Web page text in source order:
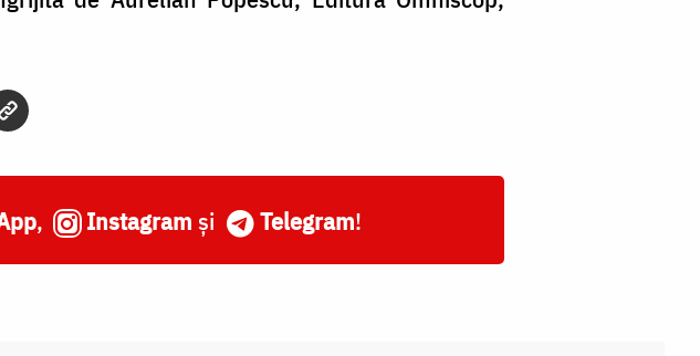
, Instagram și Telegram!